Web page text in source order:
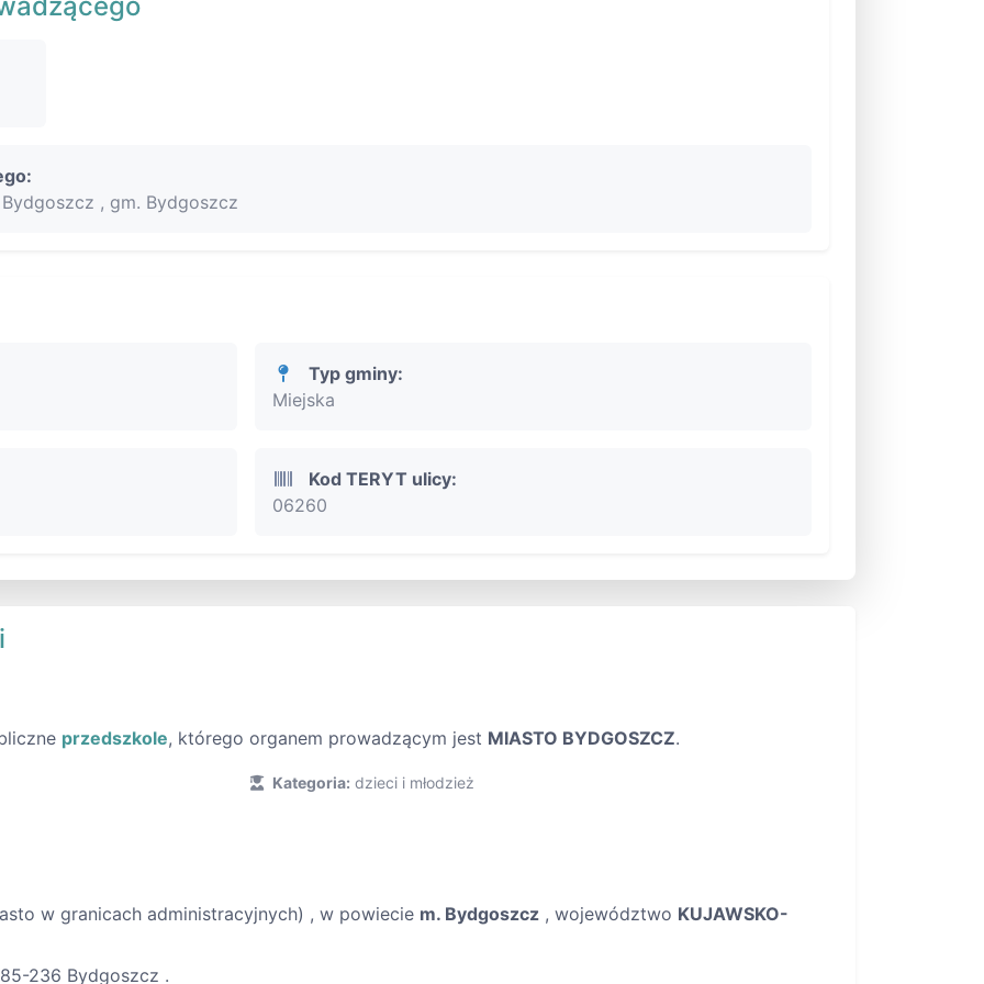
Bydgoszcz , gm. Bydgoszcz
Typ gminy:
Miejska
Kod TERYT ulicy:
06260
przedszkole, którego organem prowadzącym jest MIASTO BYDGOSZCZ.
Kategoria: dzieci i młodzież
w granicach administracyjnych) , w powiecie m. Bydgoszcz , województwo KUJAWSKO-
236 Bydgoszcz .